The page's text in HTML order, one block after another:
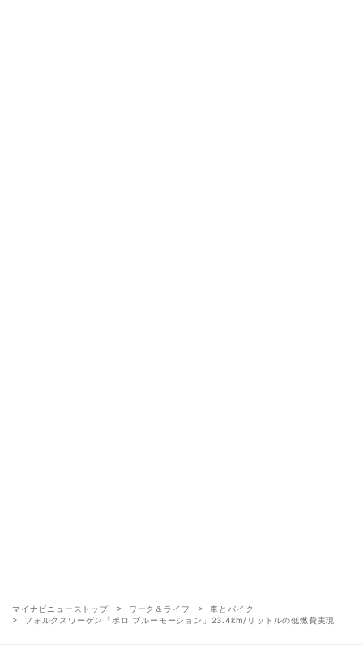
マイナビニューストップ ワーク＆ライフ
車とバイク
フォルクスワーゲン「ポロ ブルーモーション」23.4km/リットルの低燃費実現